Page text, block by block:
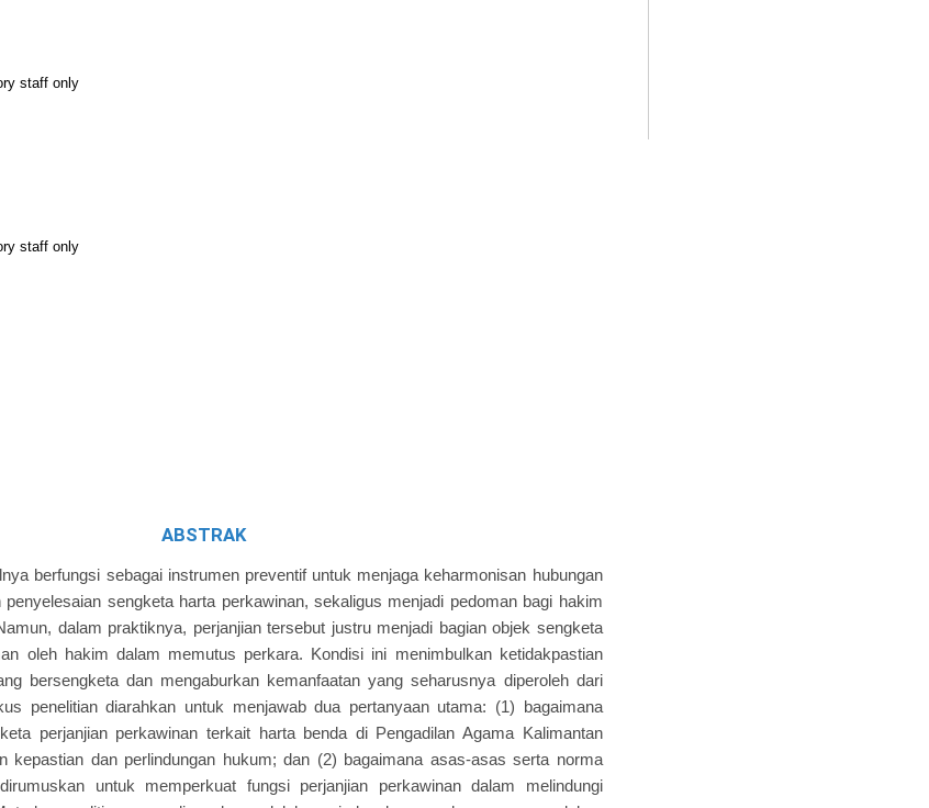
staff only
staff only
ABSTRAK
berfungsi sebagai instrumen preventif untuk menjaga keharmonisan hubungan
sengketa harta perkawinan, sekaligus menjadi pedoman bagi hakim
dalam praktiknya, perjanjian tersebut justru menjadi bagian objek sengketa
oleh hakim dalam memutus perkara. Kondisi ini menimbulkan ketidakpastian
bersengketa dan mengaburkan kemanfaatan yang seharusnya diperoleh dari
penelitian diarahkan untuk menjawab dua pertanyaan utama: (1) bagaimana
perjanjian perkawinan terkait harta benda di Pengadilan Agama Kalimantan
kepastian dan perlindungan hukum; dan (2) bagaimana asas-asas serta norma
untuk memperkuat fungsi perjanjian perkawinan dalam melindungi